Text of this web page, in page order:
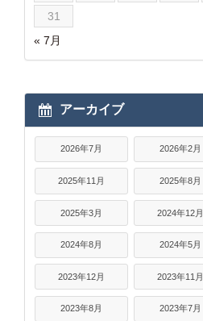
« 7月
31
アーカイブ
2026年7月 2026年2月
2025年11月 2025年8月
2025年3月 2024年12月
2024年8月 2024年5月
2023年12月 2023年11月
2023年8月 2023年7月